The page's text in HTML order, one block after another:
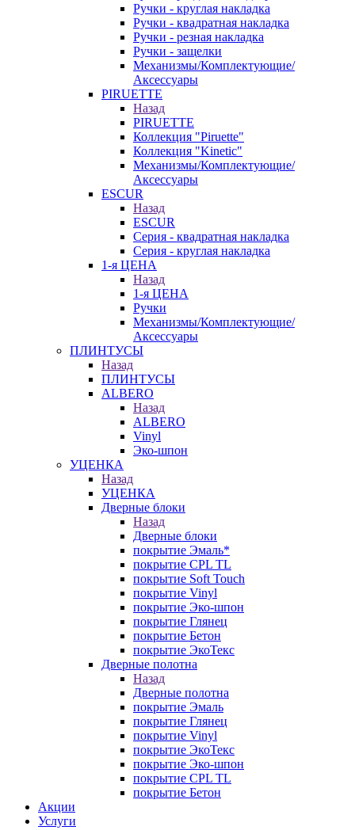
Ручки - круглая накладка
Ручки - квадратная накладка
Ручки - резная накладка
Ручки - защелки
Механизмы/Комплектующие/
Аксессуары
PIRUETTE
Назад
PIRUETTE
Коллекция "Piruette"
Коллекция "Kinetic"
Механизмы/Комплектующие/
Аксессуары
ESCUR
Назад
ESCUR
Серия - квадратная накладка
Серия - круглая накладка
1-я ЦЕНА
Назад
1-я ЦЕНА
Ручки
Механизмы/Комплектующие/
Аксессуары
ПЛИНТУСЫ
Назад
ПЛИНТУСЫ
ALBERO
Назад
ALBERO
Vinyl
Эко-шпон
УЦЕНКА
Назад
УЦЕНКА
Дверные блоки
Назад
Дверные блоки
покрытие Эмаль*
покрытие CPL TL
покрытие Soft Touch
покрытие Vinyl
покрытие Эко-шпон
покрытие Глянец
покрытие Бетон
покрытие ЭкоТекс
Дверные полотна
Назад
Дверные полотна
покрытие Эмаль
покрытие Глянец
покрытие Vinyl
покрытие ЭкоТекс
покрытие Эко-шпон
покрытие CPL TL
покрытие Бетон
Акции
Услуги